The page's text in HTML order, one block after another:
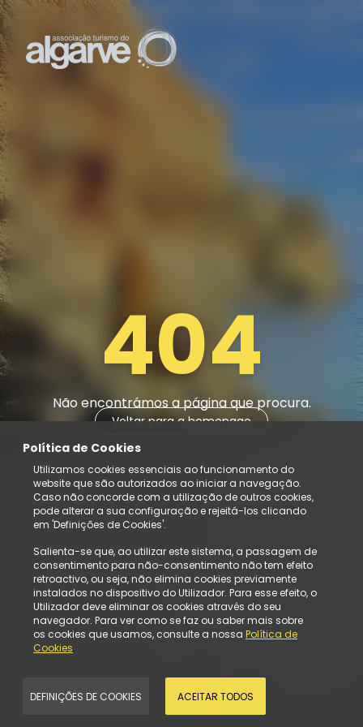
404
Não encontrámos a página que procura.
Voltar para a homepage
Política de Cookies
Utilizamos cookies essenciais ao funcionamento do
website que são autorizados ao iniciar a navegação.
Caso não concorde com a utilização de outros cookies,
pode alterar a sua configuração e rejeitá-los clicando
em 'Definições de Cookies'.
Salienta-se que, ao utilizar este sistema, a passagem de
consentimento para não-consentimento não tem efeito
retroactivo, ou seja, não elimina cookies previamente
instalados no dispositivo do Utilizador. Para esse efeito, o
Utilizador deve eliminar os cookies através do seu
navegador. Para ver como se faz ou saber mais sobre
os cookies que usamos, consulte a nossa Política de
Cookies.
DEFINIÇÕES DE COOKIES ACEITAR TODOS